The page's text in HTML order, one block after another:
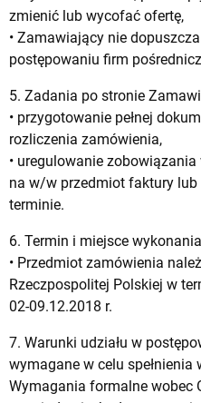
zmienić lub wycofać ofertę,
• Zamawiający nie
postępowaniu firm
5. Zadania po stronie
• przygotowanie pełnej
rozliczenia zamówienia,
• uregulowanie
na w/w przedmiot faktury
terminie.
6. Termin i miejsce
• Przedmiot zamówienia
Rzeczpospolitej Polskiej w
02-09.12.2018 r.
7. Warunki udziału w
wymagane w celu spełnienia
Wymagania formalne wobec